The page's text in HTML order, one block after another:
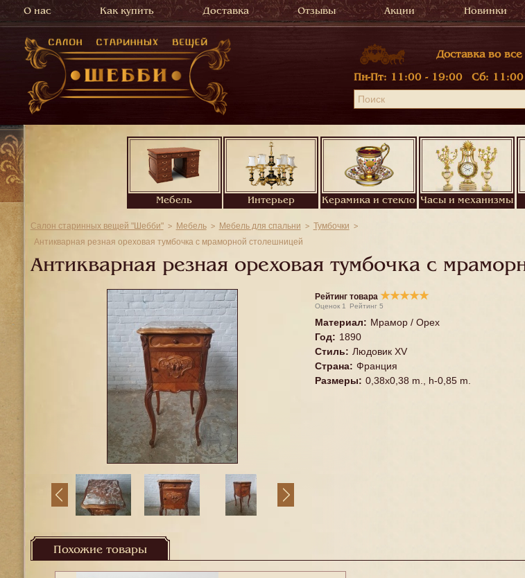
О нас Как купить Доставка Отзывы Акции Новинки
Доставка во
Пн-Пт: 11:00 - 19:00 Сб:
Мебель Интерьер Керамика и стекло Часы и механизмы
Салон старинных вещей "Шебби" Мебель Мебель для спальни
Тумбочки
Антикварная резная ореховая тумбочка с мраморной столешницей
Антикварная резная ореховая тумбочка с
Рейтинг товара ★★★★★
Оценок 1 Рейтинг 5
Материал: Мрамор / Орех
Год: 1890
Стиль: Людовик XV
Страна: Франция
Размеры: 0,38x0,38 m., h-0,85 m.
Похожие товары